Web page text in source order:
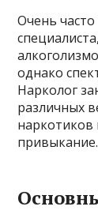
Очень
однако
Нарколог
различных
привыкание.